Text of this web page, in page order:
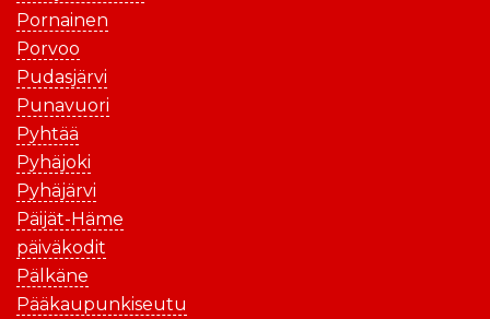
Pornainen
Porvoo
Pudasjärvi
Punavuori
Pyhtää
Pyhäjoki
Pyhäjärvi
Päijät-Häme
päiväkodit
Pälkäne
Pääkaupunkiseutu